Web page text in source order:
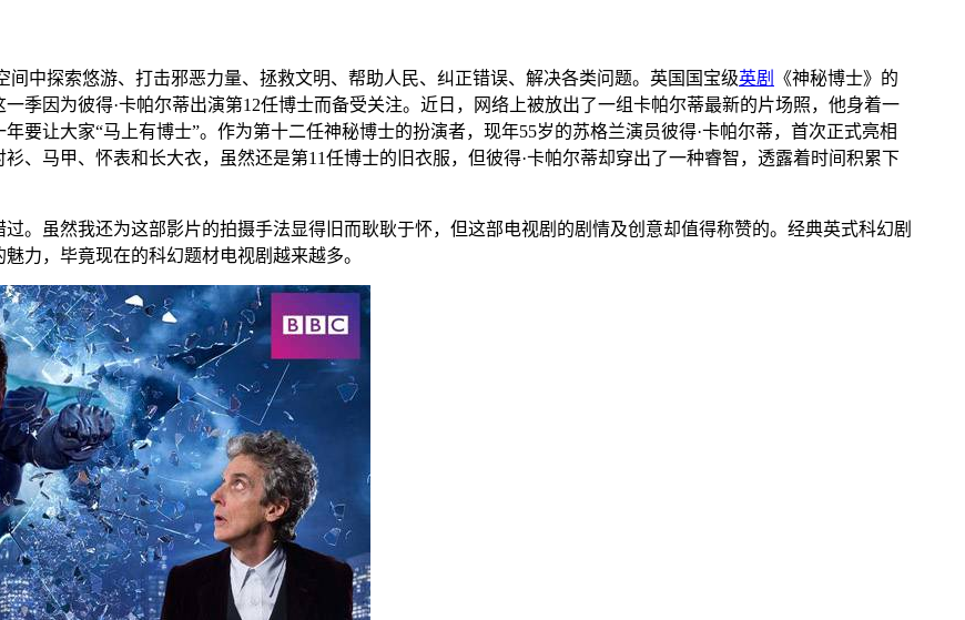
间中探索悠游、打击邪恶力量、拯救文明、帮助人民、纠正错误、解决各类问题。英国国宝级英剧
《神秘博士》的
季因为彼得·卡帕尔蒂出演第12任博士而备受关注。近日，网络上被放出了一组卡帕尔蒂最新的片场照，他身着一
要让大家“马上有博士”。作为第十二任神秘博士的扮演者，现年55岁的苏格兰演员彼得·卡帕尔蒂，首次正式亮相
、马甲、怀表和长大衣，虽然还是第11任博士的旧衣服，但彼得·卡帕尔蒂却穿出了一种睿智，透露着时间积累下
。虽然我还为这部影片的拍摄手法显得旧而耿耿于怀，但这部电视剧的剧情及创意却值得称赞的。经典英式科幻剧
力，毕竟现在的科幻题材电视剧越来越多。